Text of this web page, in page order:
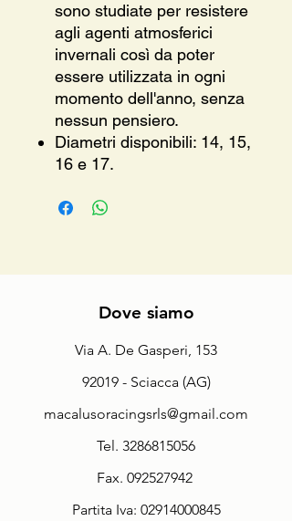
sono studiate per resistere
agli agenti atmosferici
invernali così da poter
essere utilizzata in ogni
momento dell'anno, senza
nessun pensiero.
Diametri disponibili: 14, 15,
16 e 17.
Dove siamo
Via A. De Gasperi, 153
92019 - Sciacca (AG)
macalusoracingsrls@gmail.com
Tel. 3286815056
Fax. 092527942
Partita Iva: 02914000845